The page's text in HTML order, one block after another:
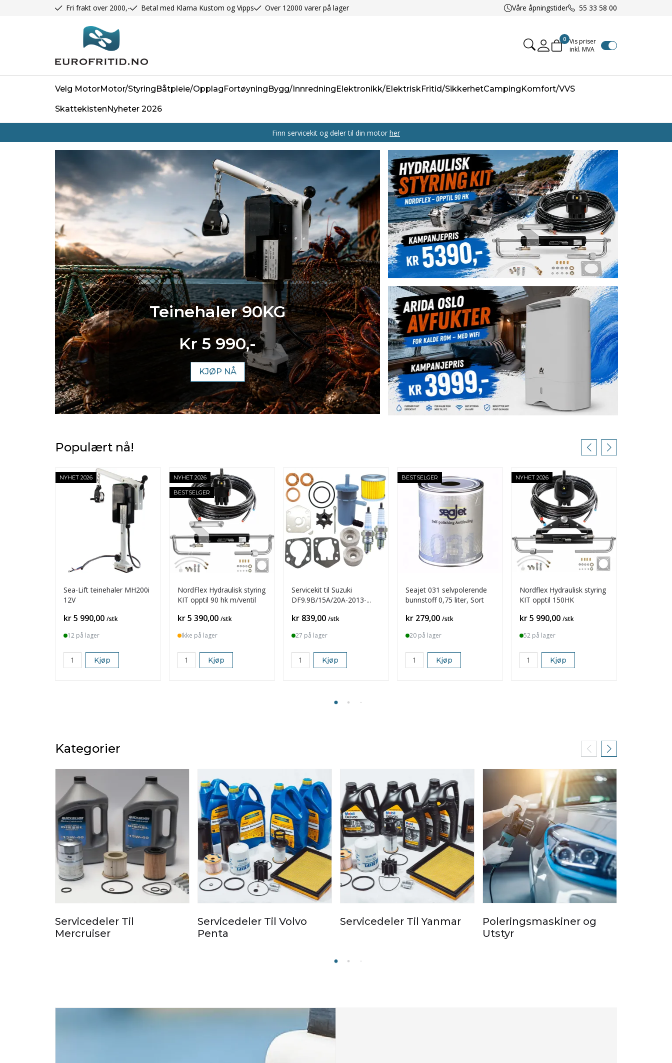
Fri frakt over 2000,- Betal med Klarna Kustom og Vipps Over 12000 varer på lager Våre åpningstider 55 33 58 00
Mine sider
0 Vis priser
inkl. MVA
Velg MotorMotor/StyringBåtpleie/OpplagFortøyningBygg/InnredningElektronikk/ElektriskFritid/SikkerhetCampingKomfort/VVS
SkattekistenNyheter 2026
Finn servicekit og deler til din motor her
Teinehaler 90KG
Kr 5 990,-
KJØP NÅ
Populært nå!
NYHET 2026
Sea-Lift teinehaler MH200i
12V
Pris
kr 5 990,00 /stk
12 på lager
Kjøp
NYHET 2026
BESTSELGER
NordFlex Hydraulisk styring
KIT opptil 90 hk m/ventil
Pris
kr 5 390,00 /stk
Ikke på lager
Kjøp
Servicekit til Suzuki
DF9.9B/15A/20A-2013-
Pris
kr 839,00 /stk
27 på lager
Kjøp
BESTSELGER
Seajet 031 selvpolerende
bunnstoff 0,75 liter, Sort
Pris
kr 279,00 /stk
20 på lager
Kjøp
NYHET 2026
Nordflex Hydraulisk styring
KIT opptil 150HK
Pris
kr 5 990,00 /stk
52 på lager
Kjøp
Kategorier
Servicedeler Til
Mercruiser
Servicedeler Til Volvo
Penta
Servicedeler Til Yanmar
Poleringsmaskiner og
Utstyr